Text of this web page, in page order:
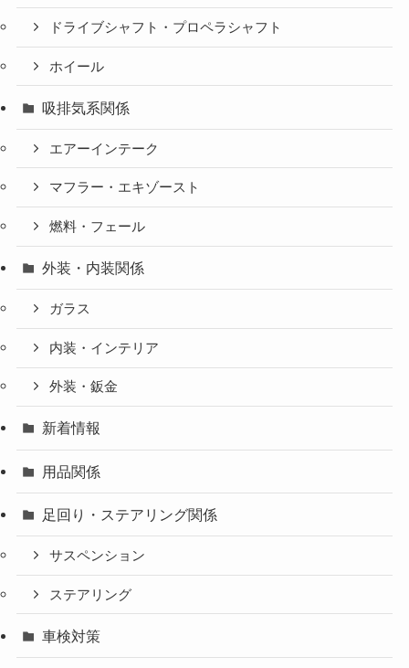
ドライブシャフト・プロペラシャフト
ホイール
吸排気系関係
エアーインテーク
マフラー・エキゾースト
燃料・フェール
外装・内装関係
ガラス
内装・インテリア
外装・鈑金
新着情報
用品関係
足回り・ステアリング関係
サスペンション
ステアリング
車検対策